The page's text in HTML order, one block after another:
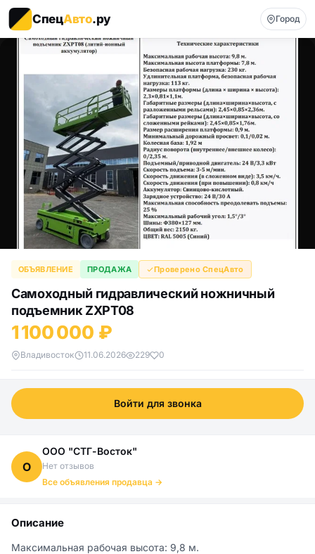
СпецАвто.ру Город
ОБЪЯВЛЕНИЕ ПРОДАЖА Проверено СпецАвто
Самоходный гидравлический ножничный
подъемник ZXPT08
1 100 000 ₽
Владивосток 11.06.2026 229 0
Войти для звонка
О
ООО "СТГ-Восток"
Нет отзывов
Все объявления продавца →
Описание
Максимальная рабочая высота: 9,8 м.